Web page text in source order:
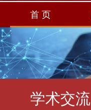
首 页
学术交流